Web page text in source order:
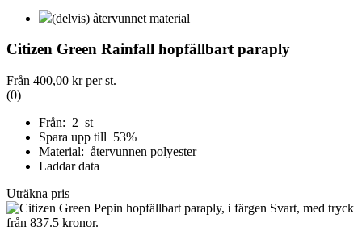
(delvis) återvunnet material
Citizen Green Rainfall hopfällbart paraply
Från 400,00 krper st.
(0)
Från: 2 st
Spara upp till 53%
Material: återvunnen polyester
Laddar data
Uträkna pris